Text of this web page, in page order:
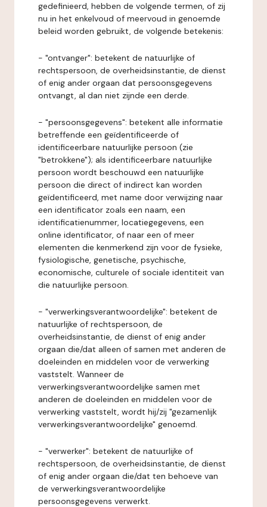
gedefinieerd, hebben de volgende termen, of zij
nu in het enkelvoud of meervoud in genoemde
beleid worden gebruikt, de volgende betekenis:
- "ontvanger": betekent de natuurlijke of
rechtspersoon, de overheidsinstantie, de dienst
of enig ander orgaan dat persoonsgegevens
ontvangt, al dan niet zijnde een derde.
- "persoonsgegevens": betekent alle informatie
betreffende een geïdentificeerde of
identificeerbare natuurlijke persoon (zie
"betrokkene"); als identificeerbare natuurlijke
persoon wordt beschouwd een natuurlijke
persoon die direct of indirect kan worden
geïdentificeerd, met name door verwijzing naar
een identificator zoals een naam, een
identificatienummer, locatiegegevens, een
online identificator, of naar een of meer
elementen die kenmerkend zijn voor de fysieke,
fysiologische, genetische, psychische,
economische, culturele of sociale identiteit van
die natuurlijke persoon.
- "verwerkingsverantwoordelijke": betekent de
natuurlijke of rechtspersoon, de
overheidsinstantie, de dienst of enig ander
orgaan die/dat alleen of samen met anderen de
doeleinden en middelen voor de verwerking
vaststelt. Wanneer de
verwerkingsverantwoordelijke samen met
anderen de doeleinden en middelen voor de
verwerking vaststelt, wordt hij/zij "gezamenlijk
verwerkingsverantwoordelijke" genoemd.
- "verwerker": betekent de natuurlijke of
rechtspersoon, de overheidsinstantie, de dienst
of enig ander orgaan die/dat ten behoeve van
de verwerkingsverantwoordelijke
persoonsgegevens verwerkt.